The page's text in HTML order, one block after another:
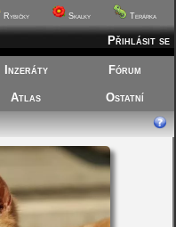
Rybičky Skalky Terárka
Přihlásit se
Inzeráty Fórum
Atlas
Ostatní